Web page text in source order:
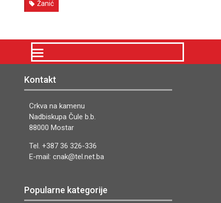
Žanić
Kontakt
Crkva na kamenu
Nadbiskupa Čule b.b.
88000 Mostar
Tel. +387 36 326-336
E-mail: cnak@tel.net.ba
Popularne kategorije